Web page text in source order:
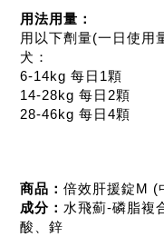
用法用量：
用以下劑量(一日使用
犬：
6-14kg 每日1顆
14-28kg 每日2顆
28-46kg 每日4顆
商品： 倍效肝援錠M (
成分： 水飛薊-磷脂複
酸、鋅